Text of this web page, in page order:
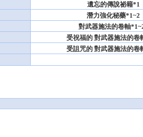
遺忘的傳說祕籍*1
潛力強化秘藥*1~2
對武器施法的卷軸
受祝福的 對武器施法的卷
受詛咒的 對武器施法的卷